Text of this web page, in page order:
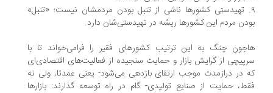
تهیدستی کشورها ناشی از تنبل بودن مردمشان نیست؛ «تنبل»
مردم ‏این کشورها ریشه در تهیدستی‌شان دارد.
چنگ به این ترتیب کشورهای فقیر را فرا‌می‌خواند تا با
از گرایش بازار و حمایت سنجیده از فعالیت‌های‏ اقتصادی‌ای
در درازمدت موجب ارتقای بازدهی می‌شود- یعنی عمدتا، ولی نه
حمایت از صنایع تولیدی- گام در راه توسعه گذارند: بازارها